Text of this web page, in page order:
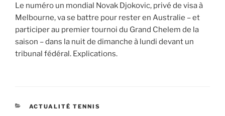
Le numéro un mondial Novak Djokovic, privé de visa à
Melbourne, va se battre pour rester en Australie – et
participer au premier tournoi du Grand Chelem de la
saison – dans la nuit de dimanche à lundi devant un
tribunal fédéral. Explications.
CATEGORIES
ACTUALITÉ TENNIS